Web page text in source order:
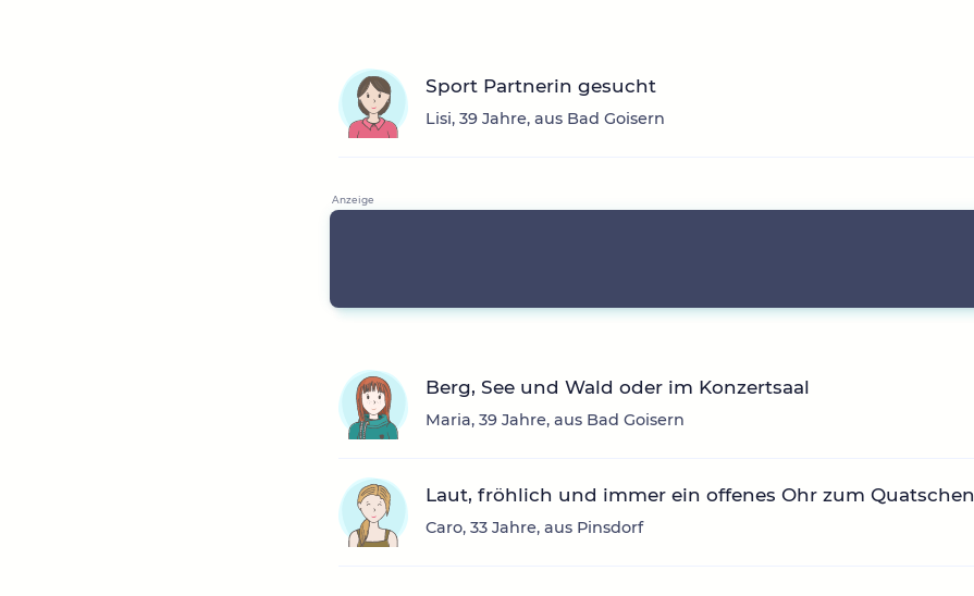
Sport Partnerin gesucht
Lisi, 39 Jahre, aus Bad Goisern
Berg, See und Wald oder im Konzertsaal
Maria, 39 Jahre, aus Bad Goisern
Laut, fröhlich und immer ein offenes Ohr zum Quatschen
Caro, 33 Jahre, aus Pinsdorf